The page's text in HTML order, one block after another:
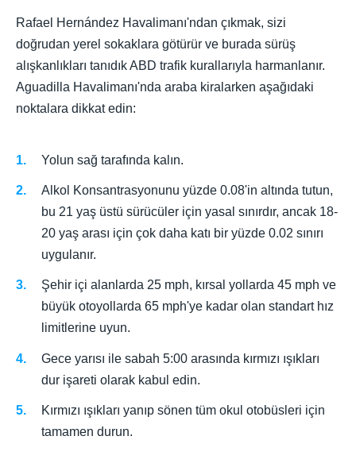
Rafael Hernández Havalimanı'ndan çıkmak, sizi
doğrudan yerel sokaklara götürür ve burada sürüş
alışkanlıkları tanıdık ABD trafik kurallarıyla harmanlanır.
Aguadilla Havalimanı'nda araba kiralarken aşağıdaki
noktalara dikkat edin:
Yolun sağ tarafında kalın.
Alkol Konsantrasyonunu yüzde 0.08'in altında tutun,
bu 21 yaş üstü sürücüler için yasal sınırdır, ancak 18-
20 yaş arası için çok daha katı bir yüzde 0.02 sınırı
uygulanır.
Şehir içi alanlarda 25 mph, kırsal yollarda 45 mph ve
büyük otoyollarda 65 mph'ye kadar olan standart hız
limitlerine uyun.
Gece yarısı ile sabah 5:00 arasında kırmızı ışıkları
dur işareti olarak kabul edin.
Kırmızı ışıkları yanıp sönen tüm okul otobüsleri için
tamamen durun.